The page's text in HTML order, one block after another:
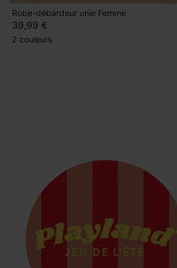
Robe-débardeur unie Femme
39,99 €
2 couleurs